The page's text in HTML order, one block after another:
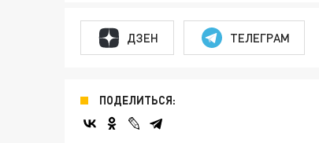
ДЗЕН ТЕЛЕГРАМ
ПОДЕЛИТЬСЯ: